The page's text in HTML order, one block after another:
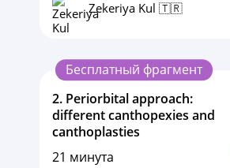
Zekeriya Kul 🇹🇷
Бесплатный фрагмент
2. Periorbital approach:
different canthopexies and
canthoplasties
21 минута